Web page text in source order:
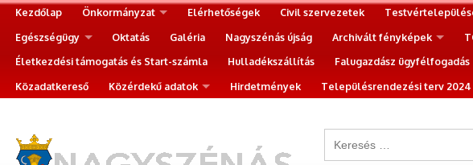
Kezdőlap Önkormányzat Elérhetőségek Civil szervezetek
Egészségügy
Oktatás Galéria Nagyszénás újság Archivált fényképek
Életkezdési támogatás és Start-számla
Hulladékszállítás Falugazdász ügyfélfogadás
Közadatkereső
Közérdekű adatok Hirdetmények Településrendezési terv 2024